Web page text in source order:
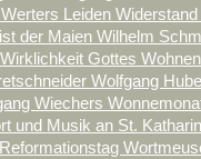
Werters Leiden
der Maien Wilhelm
Wirklichkeit Gottes
Wolfgang
Wiechers
und Musik an St.